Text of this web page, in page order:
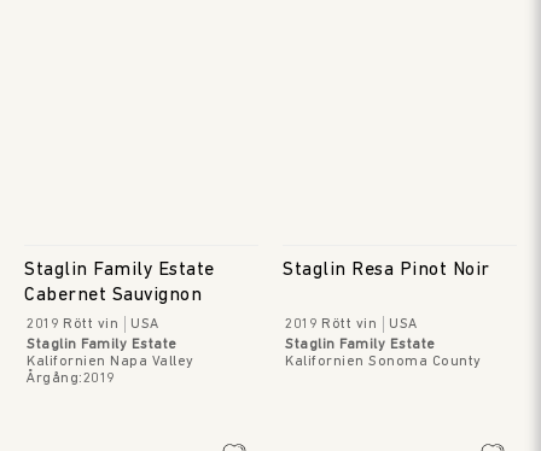
Staglin Family Estate
Cabernet Sauvignon
2019 Rött vin
USA
Staglin Family Estate
Kalifornien Napa Valley
Årgång:2019
Staglin Resa Pinot Noir
2019 Rött vin
USA
Staglin Family Estate
Kalifornien Sonoma County